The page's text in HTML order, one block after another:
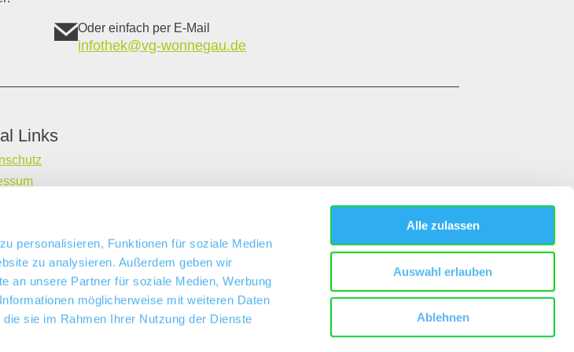
personalisieren, Funktionen für soziale Medien
zu analysieren. Außerdem geben wir
an unsere Partner für soziale Medien, Werbung
möglicherweise mit weiteren Daten
sie im Rahmen Ihrer Nutzung der Dienste
Alle zulassen
Auswahl erlauben
Ablehnen
Oder einfach per E-Mail
infothek@vg-wonnegau.de
Links